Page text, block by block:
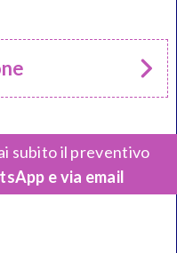
subito il preventivo
e via email